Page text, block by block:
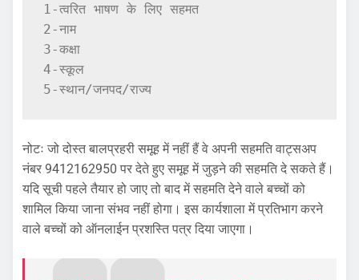
1-त्वरित भाषण के लिए सहमत
2-नाम
3-कक्षा
4-स्कूल
5-स्थान/जनपद/राज्य
नोटः जो दोस्त बालप्रहरी समूह में नहीं हैं वे अपनी सहमति वाट्सअप
नंबर 9412162950 पर देते हुए समूह में जुड़ने की सहमति दे सकते हैं।
यदि सूची पहले तैयार हो जाए तो बाद में सहमति देने वाले बच्चों को
शामिल किया जाना संभव नहीं होगा। इस कार्यशाला में प्रतिभाग करने
वाले बच्चों को ऑनलाईन प्रशस्ति पत्र दिया जाएगा।